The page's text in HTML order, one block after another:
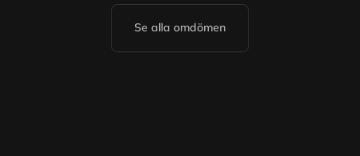
Se alla omdömen